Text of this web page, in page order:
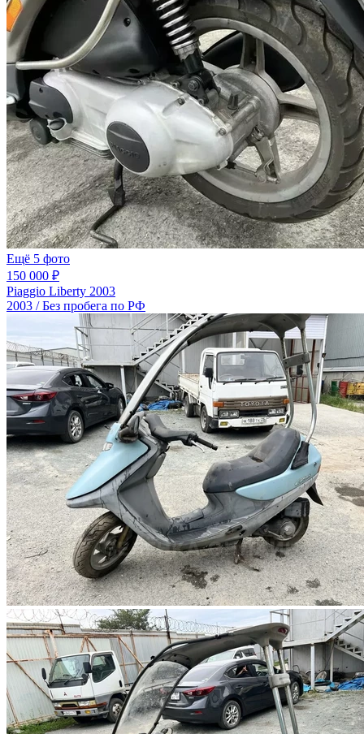
Ещё 5 фото
150 000 ₽
Piaggio Liberty 2003
2003 / Без пробега по РФ